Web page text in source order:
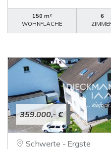
150 m²
WOHNFLÄCHE
6
359.000,- €
Schwerte - Ergste